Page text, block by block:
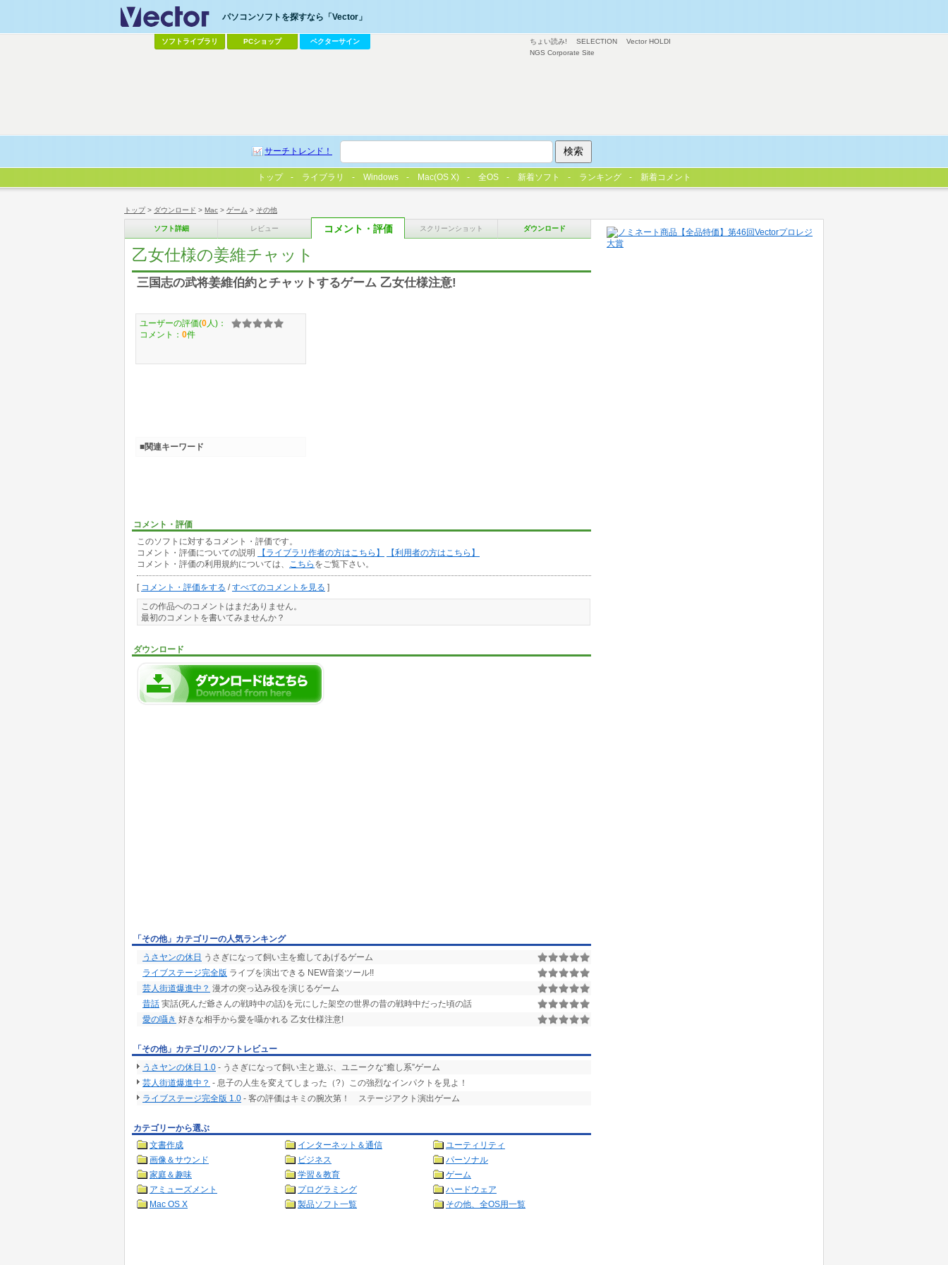
トップ> ダウンロード > Mac > ゲーム > その他
ソフト詳細 レビュー コメント・評価 スクリーンショット ダウンロード
乙女仕様の姜維チャット
三国志の武将姜維伯約とチャットするゲーム 乙女仕様注意!
コメント・評価
このソフトに対するコメント・評価です。
コメント・評価についての説明
【ライブラリ作者の方はこちら】
【利用者の方はこちら】
コメント・評価の利用規約については、
こちら をご覧下さい。
[ コメント・評価をする /すべてのコメントを見る ]
この作品へのコメントはまだありません。
最初のコメントを書いてみませんか？
ダウンロード
ユーザーの評価(0 人)：
コメント： 0件
■関連キーワード
「その他」カテゴリーの人気ランキング
うさヤンの休日 うさぎになって飼い主を癒してあげるゲーム
ライブステージ完全版 ライブを演出できる NEW音楽ツール!!
芸人街道爆進中？ 漫才の突っ込み役を演じるゲーム
昔話 実話(死んだ爺さんの戦時中の話)を元にした架空の世界の昔の戦時中だった頃の話
愛の囁き 好きな相手から愛を囁かれる 乙女仕様注意!
「その他」カテゴリのソフトレビュー
うさヤンの休日 1.0 - うさぎになって飼い主と遊ぶ、ユニークな“癒し系”ゲーム
芸人街道爆進中？ - 息子の人生を変えてしまった（?）この強烈なインパクトを見よ！
ライブステージ完全版 1.0 - 客の評価はキミの腕次第！ ステージアクト演出ゲーム
カテゴリーから選ぶ
文書作成
インターネット＆通信
ユーティリティ
画像＆サウンド
ビジネス
パーソナル
家庭＆趣味
学習＆教育
ゲーム
アミューズメント
プログラミング
ハードウェア
Mac OS X
製品ソフト一覧 その他、全OS用一覧
ちょい読み! SELECTION
Vector HOLDI
NGS Corporate Site
パソコンソフトを探すなら「Vector」
ソフトライブラリ PCショップ ベクターサイン
サーチトレンド！
トップ ライブラリ Windows Mac(OS X) 全OS 新着ソフト ランキング 新着コメント